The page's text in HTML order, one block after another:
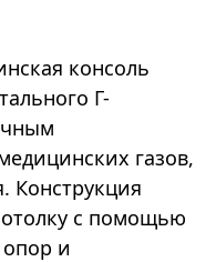
консоль
Г-
газов,
Конструкция
с помощью
и